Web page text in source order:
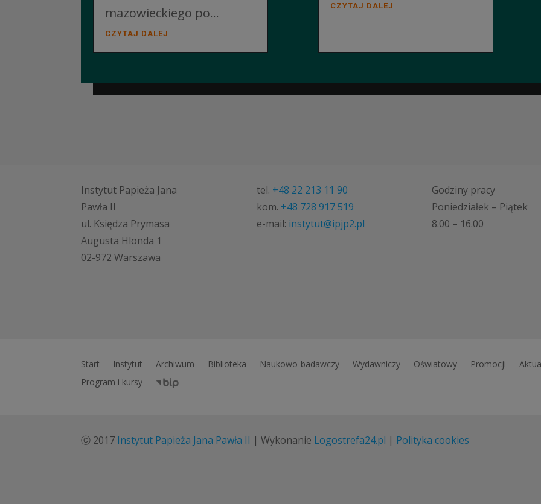
mazowieckiego po...
CZYTAJ DALEJ
CZYTAJ DALEJ
Instytut Papieża Jana
Pawła II
ul. Księdza Prymasa
Augusta Hlonda 1
02-972 Warszawa
tel. +48 22 213 11 90
kom. +48 728 917 519
e-mail: instytut@ipjp2.pl
Godziny pracy
Poniedziałek – Piątek
8.00 – 16.00
Start Instytut Archiwum Biblioteka Naukowo-badawczy Wydawniczy Oświatowy Promocji
Program i kursy
ⓒ 2017 Instytut Papieża Jana Pawła II | Wykonanie Logostrefa24.pl | Polityka cookies